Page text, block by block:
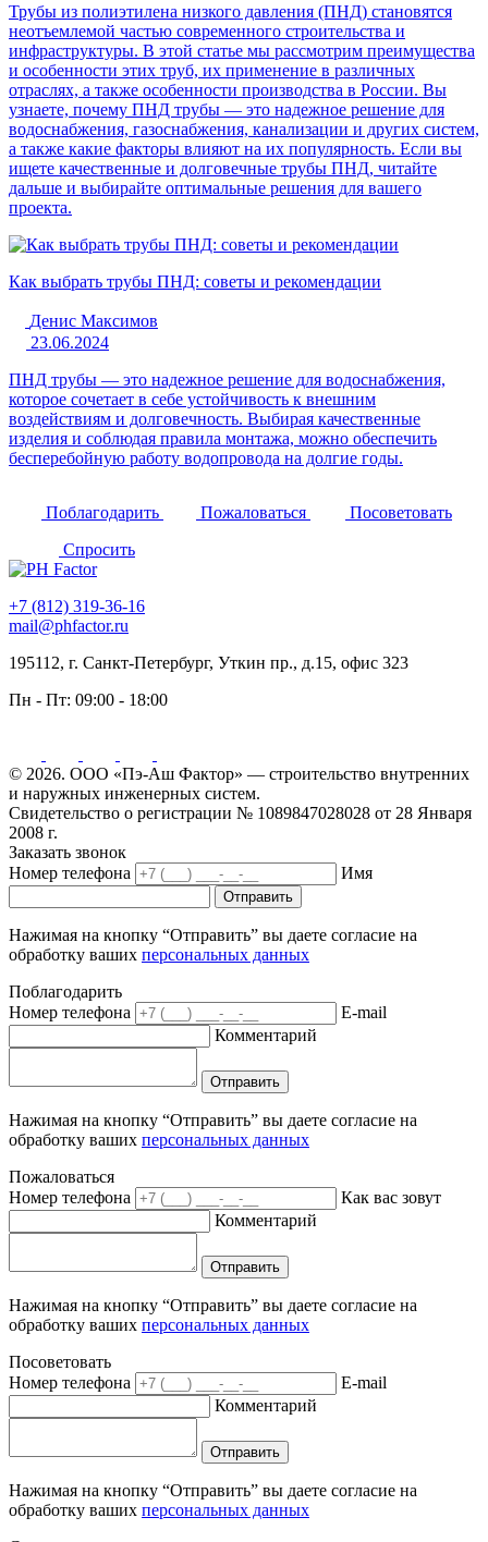
Трубы из полиэтилена низкого давления (ПНД) становятся
неотъемлемой частью современного строительства и
инфраструктуры. В этой статье мы рассмотрим преимущества
и особенности этих труб, их применение в различных
отраслях, а также особенности производства в России. Вы
узнаете, почему ПНД трубы — это надежное решение для
водоснабжения, газоснабжения, канализации и других систем,
а также какие факторы влияют на их популярность. Если вы
ищете качественные и долговечные трубы ПНД, читайте
дальше и выбирайте оптимальные решения для вашего
проекта.
Как выбрать трубы ПНД: советы и рекомендации
Денис Максимов
23.06.2024
ПНД трубы — это надежное решение для водоснабжения,
которое сочетает в себе устойчивость к внешним
воздействиям и долговечность. Выбирая качественные
изделия и соблюдая правила монтажа, можно обеспечить
бесперебойную работу водопровода на долгие годы.
Поблагодарить Пожаловаться
Посоветовать
Спросить
+7 (812) 319-36-16
mail@phfactor.ru
195112, г. Санкт-Петербург, Уткин пр., д.15, офис 323
Пн - Пт: 09:00 - 18:00
© 2026. ООО «Пэ-Аш Фактор» — строительство внутренних
и наружных инженерных систем.
Свидетельство о регистрации № 1089847028028 от 28 Января
2008 г.
Заказать звонок
Номер телефона
Имя
Отправить
Нажимая на кнопку “Отправить” вы даете согласие на
обработку ваших персональных данных
Поблагодарить
Номер телефона
E-mail
Комментарий
Отправить
Нажимая на кнопку “Отправить” вы даете согласие на
обработку ваших персональных данных
Пожаловаться
Номер телефона
Как вас зовут
Комментарий
Отправить
Нажимая на кнопку “Отправить” вы даете согласие на
обработку ваших персональных данных
Посоветовать
Номер телефона
E-mail
Комментарий
Отправить
Нажимая на кнопку “Отправить” вы даете согласие на
обработку ваших персональных данных